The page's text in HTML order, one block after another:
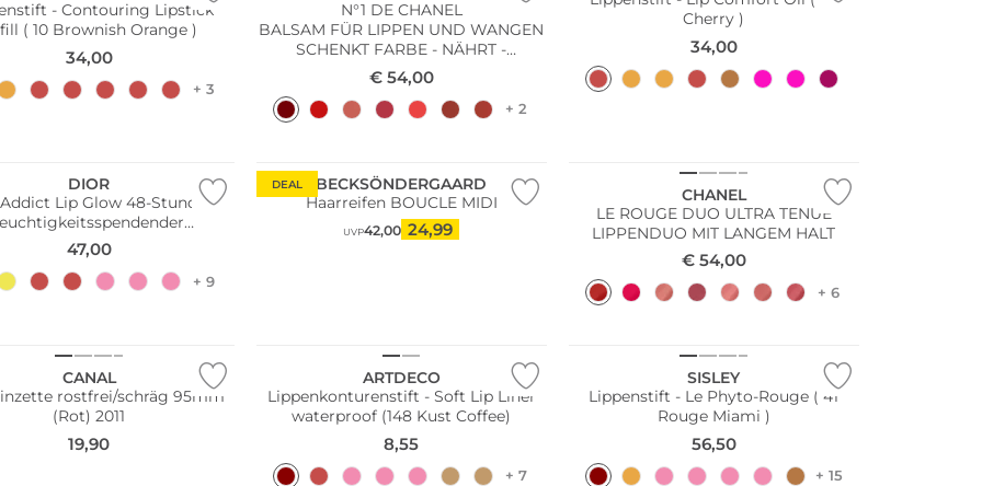
- Contouring Lipstick
( 10 Brownish Orange )
34,00
+ 3
N°1 DE CHANEL
BALSAM FÜR LIPPEN UND WANGEN
SCHENKT FARBE - NÄHRT -
POLSTERT AUF 9G
€ 54,00
+ 2
Cherry )
34,00
DIOR
Lip Glow 48-Stunden
Lippenbalsam (006 Berry)
47,00
+ 9
DEAL
BECKSÖNDERGAARD
Haarreifen BOUCLE MIDI
UVP42,00 24,99
CHANEL
LE ROUGE DUO ULTRA TENUE
LIPPENDUO MIT LANGEM HALT
€ 54,00
+ 6
CANAL
rostfrei/schräg 95mm
(Rot) 2011
19,90
ARTDECO
Lippenkonturenstift - Soft Lip Liner
waterproof (148 Kust Coffee)
8,55
+ 7
SISLEY
Lippenstift - Le Phyto-Rouge ( 41
Rouge Miami )
56,50
+ 15